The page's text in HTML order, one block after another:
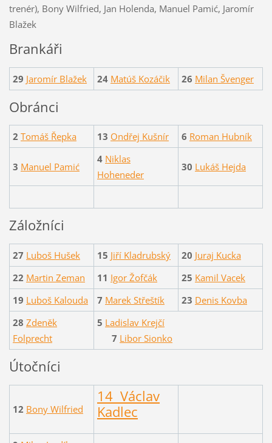
trenér), Bony Wilfried, Jan Holenda, Manuel Pamić, Jaromír
Blažek
Brankáři
29 Jaromír Blažek 24 Matúš Kozáčik 26 Milan Švenger
Obránci
2 Tomáš Řepka 13 Ondřej Kušnír 6 Roman Hubník
3 Manuel Pamić
4 Niklas
Hoheneder
30 Lukáš Hejda
Záložníci
27 Luboš Hušek 15 Jiří Kladrubský 20 Juraj Kucka
22 Martin Zeman 11 Igor Žofčák 25 Kamil Vacek
19 Luboš Kalouda 7 Marek Střeštík 23 Denis Kovba
28 Zdeněk
Folprecht
5 Ladislav Krejčí
7 Libor Sionko
Útočníci
12 Bony Wilfried
14 Václav
Kadlec